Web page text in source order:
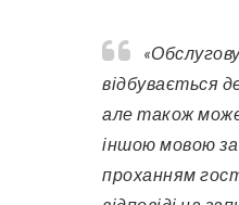
«Обслуговування гостей
відбувається
але також
іншою мовою за
проханням